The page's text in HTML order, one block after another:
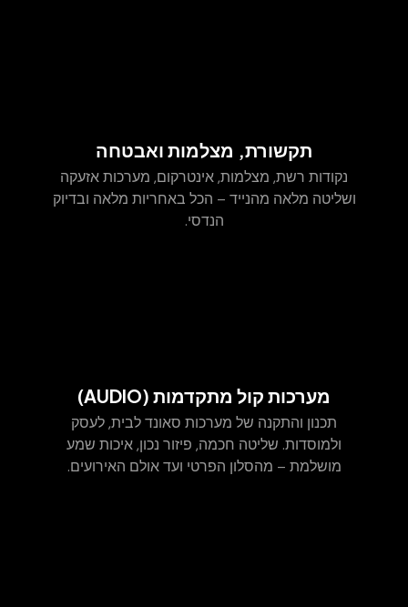
תקשורת, מצלמות ואבטחה
נקודות רשת, מצלמות, אינטרקום, מערכות אזעקה
ושליטה מלאה מהנייד – הכל באחריות מלאה ובדיוק
הנדסי.
מערכות קול מתקדמות (AUDIO)
תכנון והתקנה של מערכות סאונד לבית, לעסק
ולמוסדות. שליטה חכמה, פיזור נכון, איכות שמע
מושלמת – מהסלון הפרטי ועד אולם האירועים.